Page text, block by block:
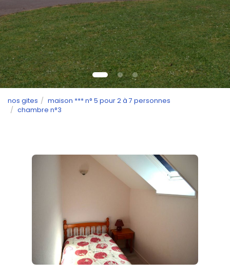
nos gites
maison *** n° 5 pour 2 à 7 personnes
chambre n°3